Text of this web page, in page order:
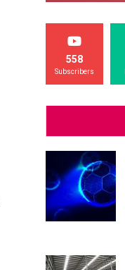
558
Subscribers